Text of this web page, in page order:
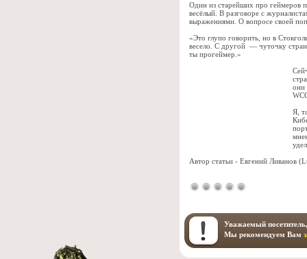
Один из старейших про геймеров
весёлый. В разговоре с
выражениями. О вопросе своей
«Это глупо говорить, но в
весело. С другой — чуточку
ты прогеймер.»
они
Я,
Автор статьи - Евгений Ливанов
Уважаемый
Мы рекомендуем Вам